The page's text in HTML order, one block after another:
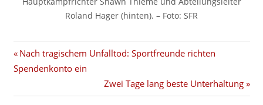
Roland Hager (hinten). – Foto: SFR
Beitragsnavigation
Vorheriger
Beitrag:
Nach tragischem Unfalltod: Sportfreunde richten
Spendenkonto ein
Nächster
Beitrag:
Zwei Tage lang beste Unterhaltung